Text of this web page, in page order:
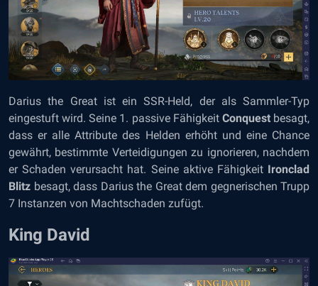
Darius the Great ist ein SSR-Held, der als Sammler-Typ
eingestuft wird. Seine 1. passive Fähigkeit Conquestbesagt,
dass er alle Attribute des Helden erhöht und eine Chance
gewährt, bestimmte Verteidigungen zu ignorieren, nachdem
er Schaden verursacht hat. Seine aktive Fähigkeit Ironclad
Blitz besagt, dass Darius the Great dem gegnerischen Trupp
7 Instanzen von Machtschaden zufügt.
King David